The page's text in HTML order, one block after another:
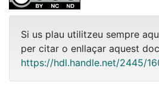
Si us plau utilitzeu sempre
per citar o enllaçar aquest
https://hdl.handle.net/2445/